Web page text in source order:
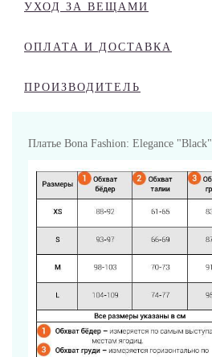
УХОД ЗА ВЕЩАМИ
ОПЛАТА И ДОСТАВКА
ПРОИЗВОДИТЕЛЬ
Платье Bona Fashion: Elegance "Black"